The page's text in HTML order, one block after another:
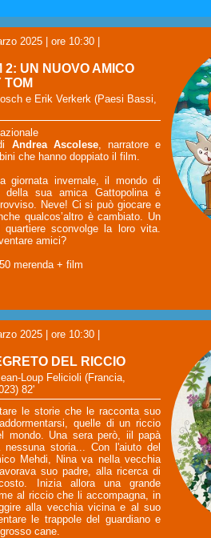
2025 | ore 10:30
2: UN NUOVO AMICO
TOM
e Erik Verkerk (Paesi Bassi,
Andrea Ascolese, narratore e
che hanno doppiato il film.
giornata invernale, il mondo di
della sua amica Gattopolina è
Neve! Ci si può giocare e
qualcos’altro è cambiato. Un
sconvolge la loro vita.
amici?
merenda + film
2025 | ore 10:30
DEL RICCIO
Loup Felicioli (Francia,
82'
le storie che le racconta suo
quelle di un riccio
mondo. Una sera però, iil papà
storia... Con l'aiuto del
Mehdi, Nina va nella vecchia
suo padre, alla ricerca di
Inizia allora una grande
al riccio che li accompagna, in
alla vecchia vicina e al suo
le trappole del guardiano e
cane.